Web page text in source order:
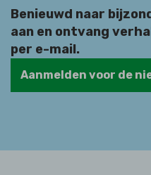
Benieuwd naar
aan en ontvang
per e-mail.
Aanmelden voor de